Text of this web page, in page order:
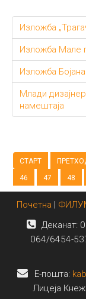
Изложба
Изложба Мале
Изложба
Млади
намештаја
СТАРТ
46
47 48
Почетна |
Деканат:
064/6454-
E-пошта:
Лицеја